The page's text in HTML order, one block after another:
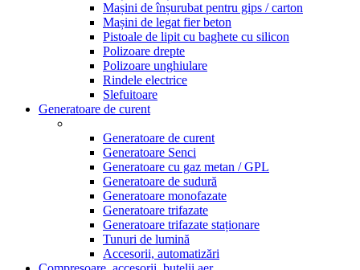
Mașini de înșurubat pentru gips / carton
Mașini de legat fier beton
Pistoale de lipit cu baghete cu silicon
Polizoare drepte
Polizoare unghiulare
Rindele electrice
Slefuitoare
Generatoare de curent
Generatoare de curent
Generatoare Senci
Generatoare cu gaz metan / GPL
Generatoare de sudură
Generatoare monofazate
Generatoare trifazate
Generatoare trifazate staționare
Tunuri de lumină
Accesorii, automatizări